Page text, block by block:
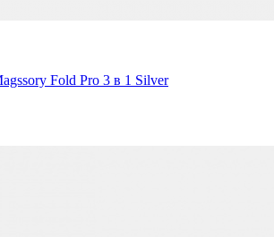
Fold Pro 3 в 1 Silver